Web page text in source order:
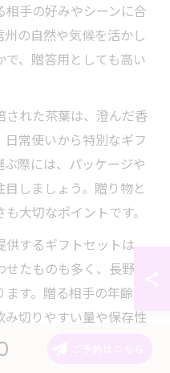
手の好みやシーンに合
の自然や気候を活かし
、贈答用としても高い
れた茶葉は、澄んだ香
常使いから特別なギフ
際には、パッケージや
しましょう。贈り物と
大切なポイントです。
するギフトセットは、
たものも多く、長野ら
す。贈る相手の年齢や
切りやすい量や保存性
せん。